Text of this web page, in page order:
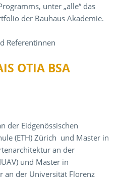
unter „alle“ das
der Bauhaus Akademie.
Referentinnen
OTIA BSA
der Eidgenössischen
(ETH) Zürich und Master in
an der
und Master in
an der Universität Florenz